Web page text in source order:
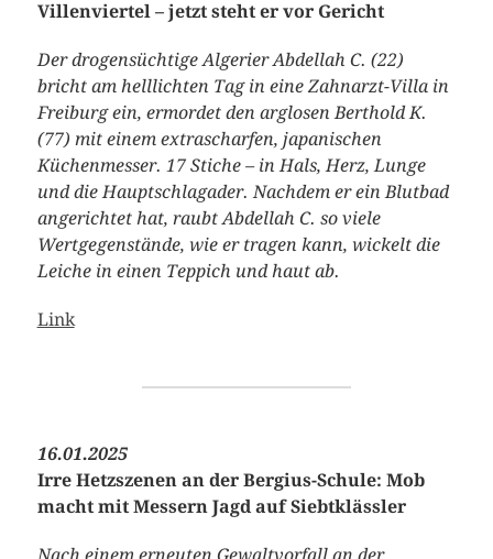
Villenviertel – jetzt steht er vor Gericht
Der drogensüchtige Algerier Abdellah C. (22)
bricht am helllichten Tag in eine Zahnarzt-Villa in
Freiburg ein, ermordet den arglosen Berthold K.
(77) mit einem extrascharfen, japanischen
Küchenmesser. 17 Stiche – in Hals, Herz, Lunge
und die Hauptschlagader. Nachdem er ein Blutbad
angerichtet hat, raubt Abdellah C. so viele
Wertgegenstände, wie er tragen kann, wickelt die
Leiche in einen Teppich und haut ab.
Link
16.01.2025
Irre Hetzszenen an der Bergius-Schule: Mob
macht mit Messern Jagd auf Siebtklässler